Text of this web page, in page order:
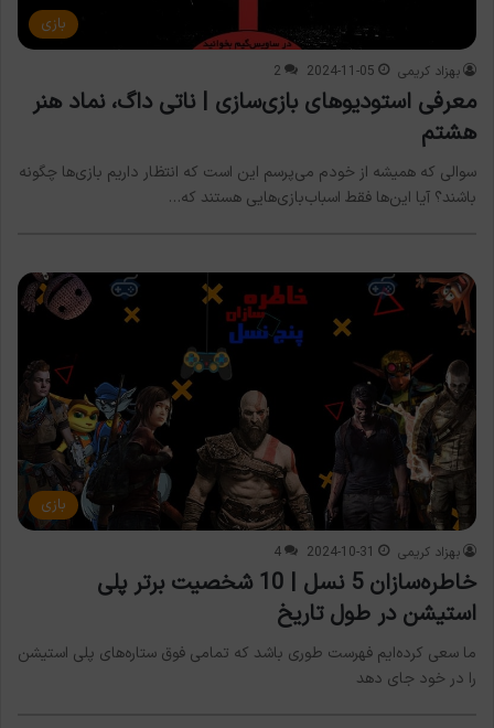
بازی
بهزاد کریمی 2024-11-05
2
معرفی استودیوهای بازی‌سازی | ناتی داگ، نماد هنر
هشتم
سوالی که همیشه از خودم می‌پرسم این است که انتظار داریم بازی‌ها چگونه
باشند؟ آیا این‌ها فقط اسباب‌بازی‌هایی هستند که…
بازی
بهزاد کریمی 2024-10-31
4
خاطره‌سازان 5 نسل | 10 شخصیت برتر پلی
استیشن در طول تاریخ
ما سعی کرده‌ایم فهرست طوری باشد که تمامی فوق ستاره‌های پلی استیشن
را در خود جای دهد